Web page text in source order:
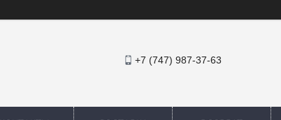
+7 (747) 987-37-63